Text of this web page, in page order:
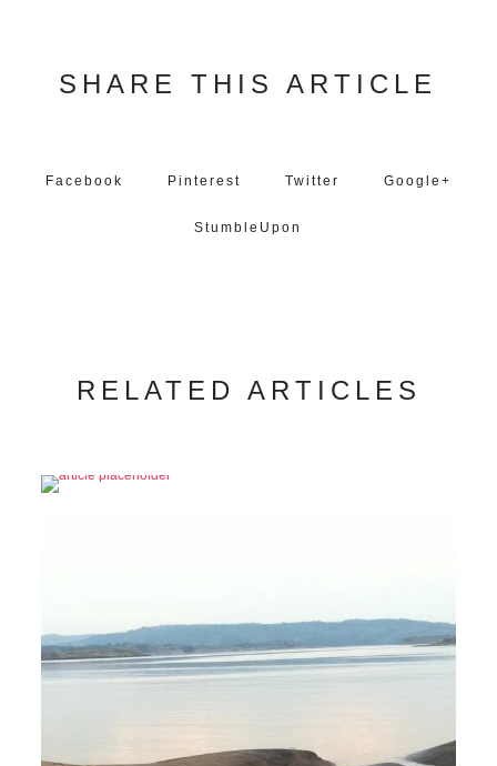
SHARE THIS ARTICLE
Facebook Pinterest Twitter Google+
StumbleUpon
RELATED ARTICLES